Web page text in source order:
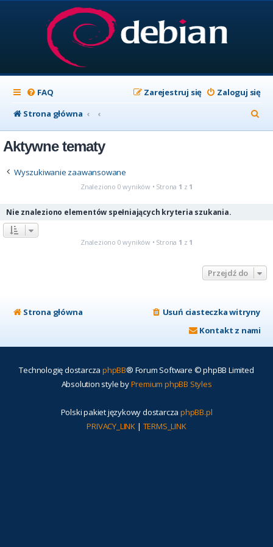
FAQ Zaloguj się
Zarejestruj się
Strona główna
z
Aktywne tematy
Wyszukiwanie zaawansowane
Znaleziono 0 wyników • Strona 1 z 1
Nie znaleziono elementów spełniających kryteria szukania.
Znaleziono 0 wyników • Strona 1 z 1
Przejdź do
Strona główna
Usuń ciasteczka witryny
Kontakt z nami
Technologię dostarcza phpBB® Forum Software © phpBB Limited
Absolution style byPremium phpBB Styles
Polski pakiet językowy dostarcza phpBB.pl
PRIVACY_LINK | TERMS_LINK